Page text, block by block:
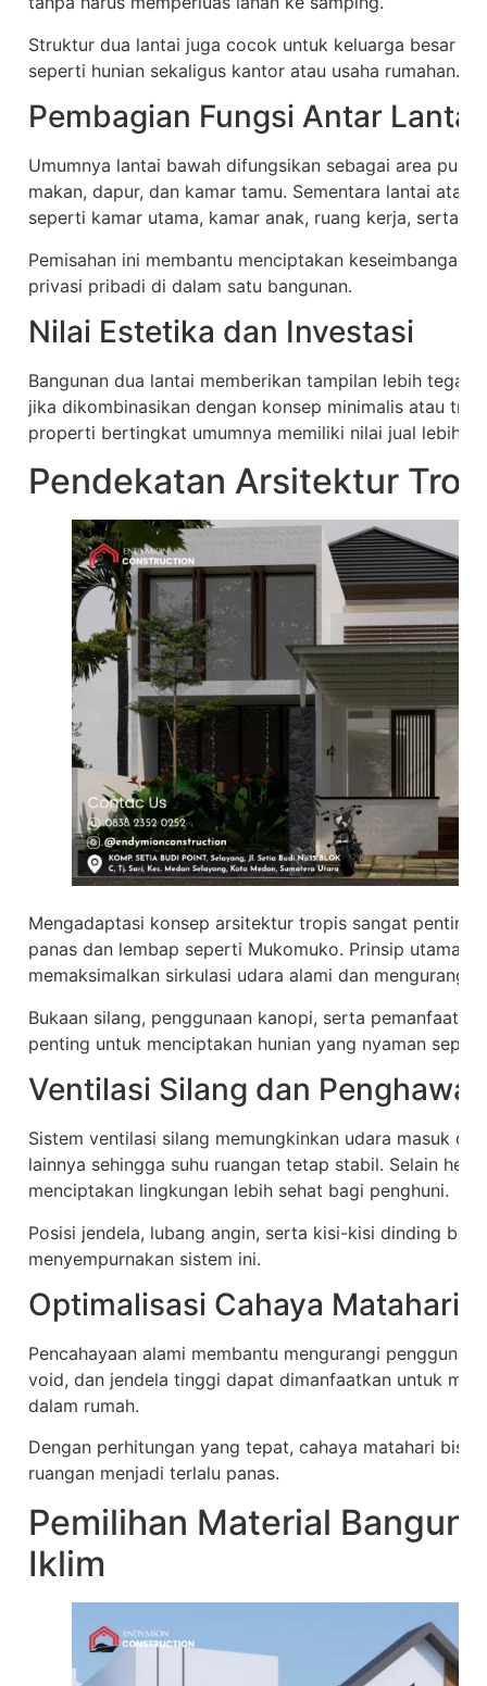
Struktur dua lantai juga cocok untuk keluarga besar
seperti hunian sekaligus kantor atau usaha rumahan.
Pembagian Fungsi Antar Lantai
Umumnya lantai bawah difungsikan sebagai area
makan, dapur, dan kamar tamu. Sementara lantai atas
seperti kamar utama, kamar anak, ruang kerja, serta
Pemisahan ini membantu menciptakan keseimbangan
privasi pribadi di dalam satu bangunan.
Nilai Estetika dan Investasi
Bangunan dua lantai memberikan tampilan lebih te­gas
jika dikombinasikan dengan konsep minimalis atau
properti bertingkat umumnya memiliki nilai jual lebih
Pendekatan Arsitektur
Mengadaptasi konsep arsitektur tropis sangat penting
panas dan lembap seperti Mukomuko. Prinsip utama
memaksimalkan sirkulasi udara alami dan mengurangi
Bukaan silang, penggunaan kanopi, serta
penting untuk menciptakan hunian yang nyaman
Ventilasi Silang dan
Sistem ventilasi silang memungkinkan udara masuk
lainnya sehingga suhu ruangan tetap stabil. Selain
menciptakan lingkungan lebih sehat bagi penghuni.
Posisi jendela, lubang angin, serta kisi-kisi dinding
menyempurnakan sistem ini.
Optimalisasi Cahaya Matahari
Pencahayaan alami membantu mengurangi
void, dan jendela tinggi dapat dimanfaatkan untuk
dalam rumah.
Dengan perhitungan yang tepat, cahaya matahari bisa
ruangan menjadi terlalu panas.
Pemilihan Material
Iklim